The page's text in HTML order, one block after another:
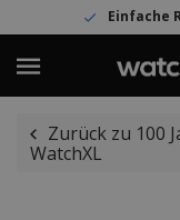
Einfache
Zurück zu 100
WatchXL